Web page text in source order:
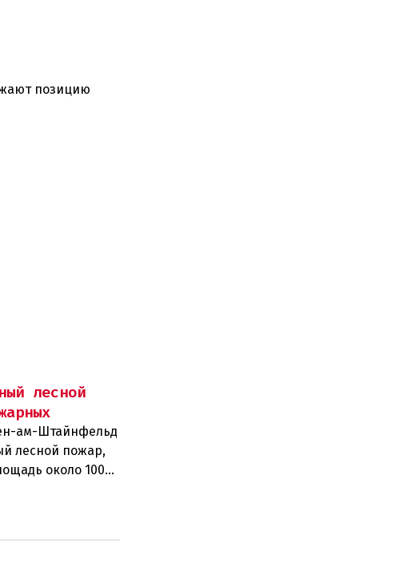
позицию
лесной
ам-Штайнфельд
лесной пожар,
около 100